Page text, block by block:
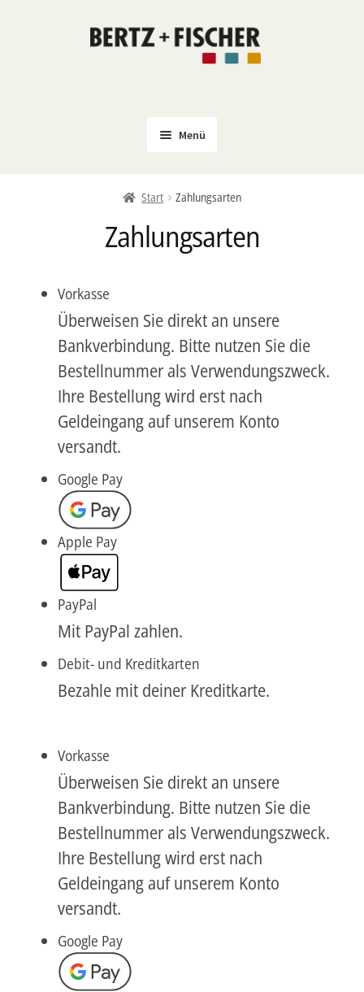
Zur
Zum
Menü
Coming Soon
Politik
Untermenü
Open Access
öffnen
Film & Kultur
Untermenü
öffnen
Autor*innen
Aktuelles
Verlag
Service
Newsletter
Start Zahlungsarten
Zahlungsarten
Vorkasse
Überweisen Sie direkt an unsere
Bankverbindung. Bitte nutzen Sie die
Bestellnummer als Verwendungszweck.
Ihre Bestellung wird erst nach
Geldeingang auf unserem Konto
versandt.
Google Pay
Apple Pay
PayPal
Mit PayPal zahlen.
Debit- und Kreditkarten
Bezahle mit deiner Kreditkarte.
Vorkasse
Überweisen Sie direkt an unsere
Bankverbindung. Bitte nutzen Sie die
Bestellnummer als Verwendungszweck.
Ihre Bestellung wird erst nach
Geldeingang auf unserem Konto
versandt.
Google Pay